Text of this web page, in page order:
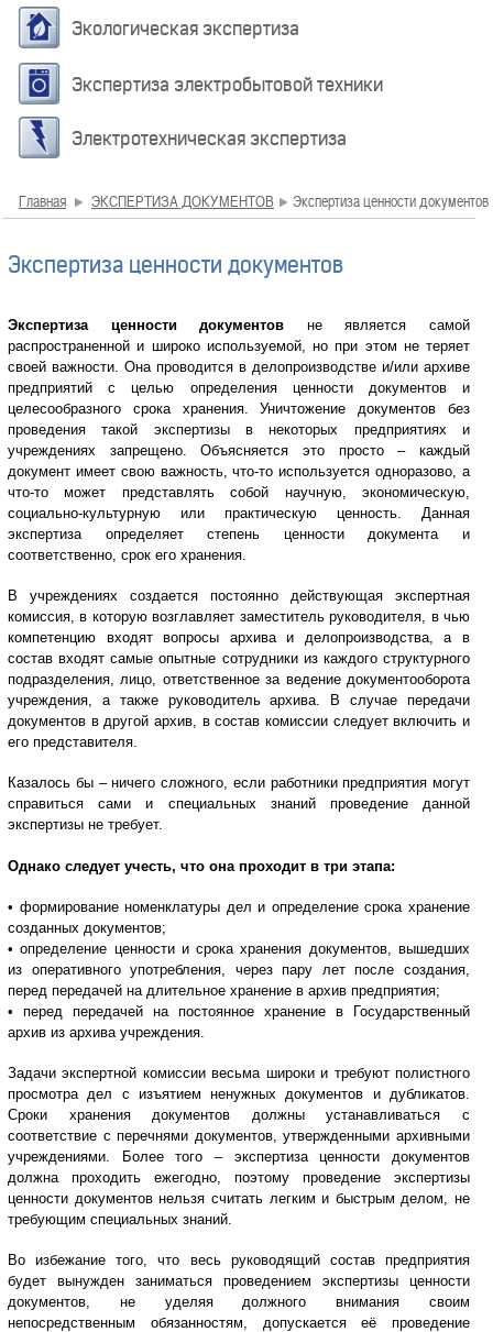
Экологическая экспертиза
Экспертиза электробытовой техники
Электротехническая экспертиза
Главная ЭКСПЕРТИЗА ДОКУМЕНТОВ Экспертиза ценности документов
Экспертиза ценности документов
Экспертиза ценности документов не является самой
распространенной и широко используемой, но при этом не теряет
своей важности. Она проводится в делопроизводстве и/или архиве
предприятий с целью определения ценности документов и
целесообразного срока хранения. Уничтожение документов без
проведения такой экспертизы в некоторых предприятиях и
учреждениях запрещено. Объясняется это просто – каждый
документ имеет свою важность, что-то используется одноразово, а
что-то может представлять собой научную, экономическую,
социально-культурную или практическую ценность. Данная
экспертиза определяет степень ценности документа и
соответственно, срок его хранения.
В учреждениях создается постоянно действующая экспертная
комиссия, в которую возглавляет заместитель руководителя, в чью
компетенцию входят вопросы архива и делопроизводства, а в
состав входят самые опытные сотрудники из каждого структурного
подразделения, лицо, ответственное за ведение документооборота
учреждения, а также руководитель архива. В случае передачи
документов в другой архив, в состав комиссии следует включить и
его представителя.
Казалось бы – ничего сложного, если работники предприятия могут
справиться сами и специальных знаний проведение данной
экспертизы не требует.
Однако следует учесть, что она проходит в три этапа:
• формирование номенклатуры дел и определение срока хранение
созданных документов;
• определение ценности и срока хранения документов, вышедших
из оперативного употребления, через пару лет после создания,
перед передачей на длительное хранение в архив предприятия;
• перед передачей на постоянное хранение в Государственный
архив из архива учреждения.
Задачи экспертной комиссии весьма широки и требуют полистного
просмотра дел с изъятием ненужных документов и дубликатов.
Сроки хранения документов должны устанавливаться с
соответствие с перечнями документов, утвержденными архивными
учреждениями. Более того – экспертиза ценности документов
должна проходить ежегодно, поэтому проведение экспертизы
ценности документов нельзя считать легким и быстрым делом, не
требующим специальных знаний.
Во избежание того, что весь руководящий состав предприятия
будет вынужден заниматься проведением экспертизы ценности
документов, не уделяя должного внимания своим
непосредственным обязанностям, допускается её проведение